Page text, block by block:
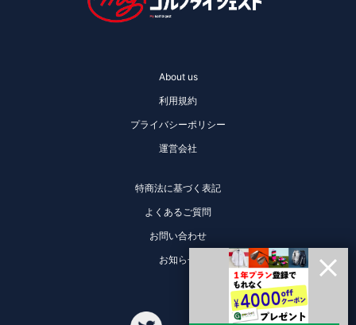
About us
利用規約
プライバシーポリシー
運営会社
特商法に基づく表記
よくあるご質問
お問い合わせ
お知らせ